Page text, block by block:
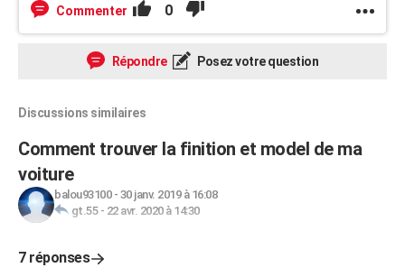
Commenter 0
Répondre Posez votre question
Discussions similaires
Comment trouver la finition et model de ma
voiture
balou93100- 30 janv. 2019 à 16:08
gt.55- 22 avr. 2020 à 14:30
7 réponses